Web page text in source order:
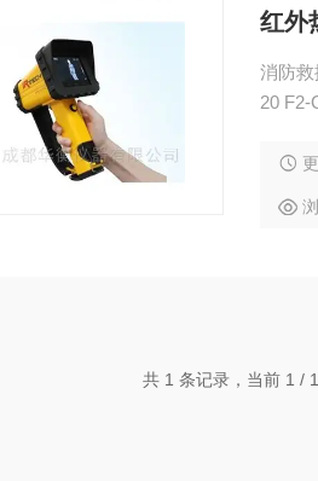
红外
消防
20 F2-G 384*288）的非制冷型焦平面红外热像仪，它具有测温、*消防色标、可靠坚固等
于各
共 1 条记录，当前 1